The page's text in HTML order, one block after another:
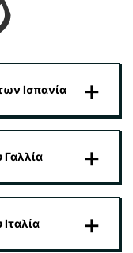
Ισπανία
Γαλλία